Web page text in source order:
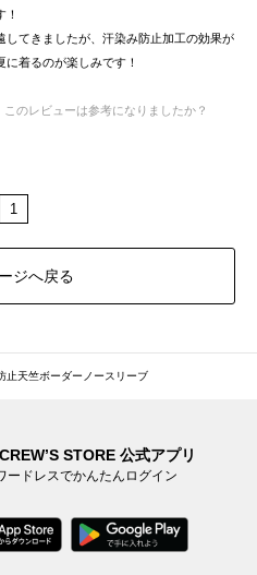
てきましたが、汗染み防止加工の効果が
着るのが楽しみです！
このレビューは参考になりましたか？
1
ジへ戻る
止天竺ボーダーノースリーブ
STORE 公式アプリ
ードレスでかんたんログイン